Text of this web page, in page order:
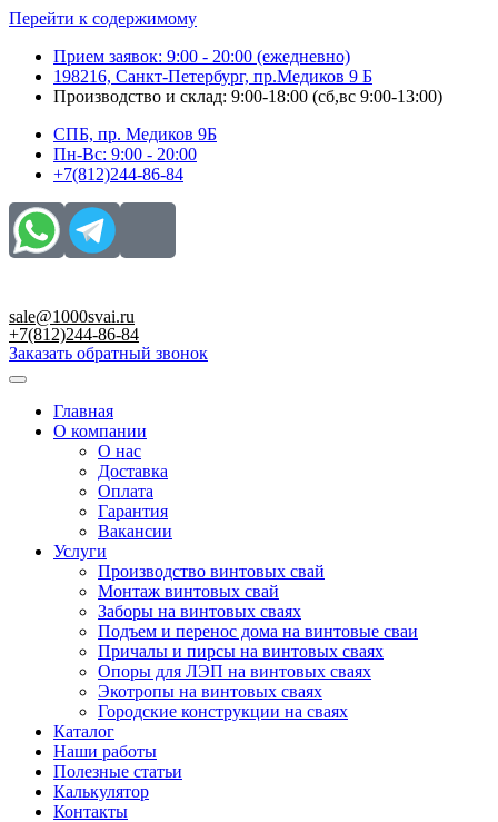
Перейти к содержимому
Прием заявок: 9:00 - 20:00 (ежедневно)
198216, Санкт-Петербург, пр.Медиков 9 Б
Производство и склад: 9:00-18:00 (сб,вс 9:00-13:00)
СПБ, пр. Медиков 9Б
Пн-Вс: 9:00 - 20:00
+7(812)244-86-84
sale@1000svai.ru
+7(812)244-86-84
Заказать обратный звонок
Главная
О компании
О нас
Доставка
Оплата
Гарантия
Вакансии
Услуги
Производство винтовых свай
Монтаж винтовых свай
Заборы на винтовых сваях
Подъем и перенос дома на винтовые сваи
Причалы и пирсы на винтовых сваях
Опоры для ЛЭП на винтовых сваях
Экотропы на винтовых сваях
Городские конструкции на сваях
Каталог
Наши работы
Полезные статьи
Калькулятор
Контакты